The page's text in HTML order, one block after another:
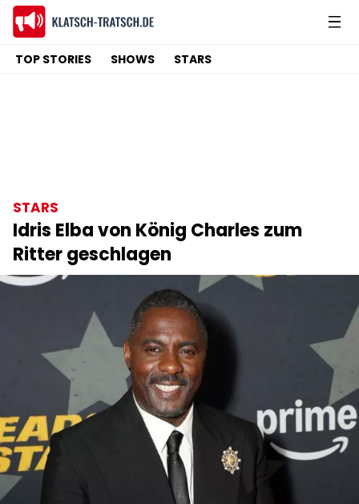
TOP STORIES SHOWS STARS
STARS
Idris Elba von König Charles zum
Ritter geschlagen